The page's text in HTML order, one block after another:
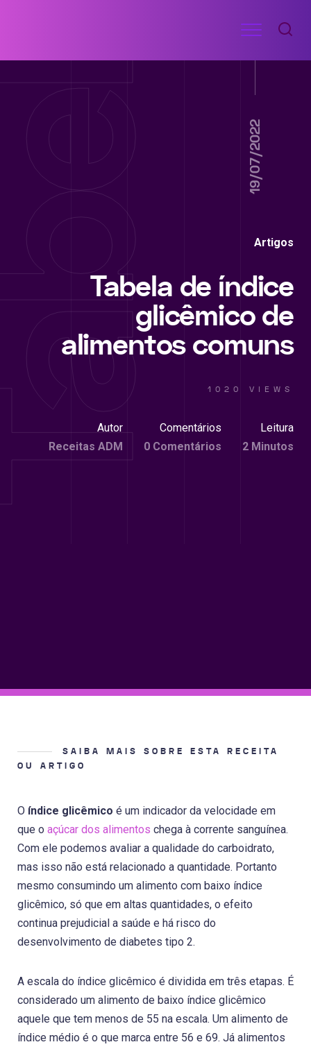
conteúdo
RECEITAS
ACADEMIA
Menu
19/07/2022
Artigos
Tabela de índice
glicêmico de
alimentos comuns
1020 VIEWS
Autor
Receitas ADM
Comentários
0 Comentários
Leitura
2 Minutos
SAIBA MAIS SOBRE ESTA RECEITA
OU ARTIGO
O índice glicêmico é um indicador da velocidade em
que o açúcar dos alimentos chega à corrente sanguínea.
Com ele podemos avaliar a qualidade do carboidrato,
mas isso não está relacionado a quantidade. Portanto
mesmo consumindo um alimento com baixo índice
glicêmico, só que em altas quantidades, o efeito
continua prejudicial a saúde e há risco do
desenvolvimento de diabetes tipo 2.
A escala do índice glicêmico é dividida em três etapas. É
considerado um alimento de baixo índice glicêmico
aquele que tem menos de 55 na escala. Um alimento de
índice médio é o que marca entre 56 e 69. Já alimentos